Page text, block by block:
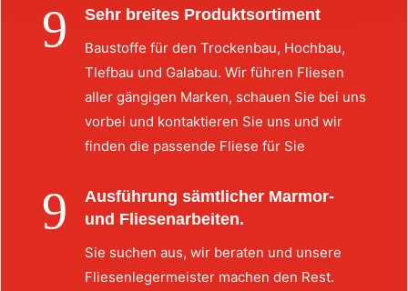
9 Sehr breites Produktsortiment
Baustoffe für den Trockenbau, Hochbau,
TIefbau und Galabau. Wir führen Fliesen
aller gängigen Marken, schauen Sie bei uns
vorbei und kontaktieren Sie uns und wir
finden die passende Fliese für Sie
9
Ausführung sämtlicher Marmor-
und Fliesenarbeiten.
Sie suchen aus, wir beraten und unsere
Fliesenlegermeister machen den Rest.